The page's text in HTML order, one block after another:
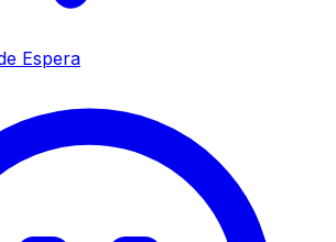
Espera